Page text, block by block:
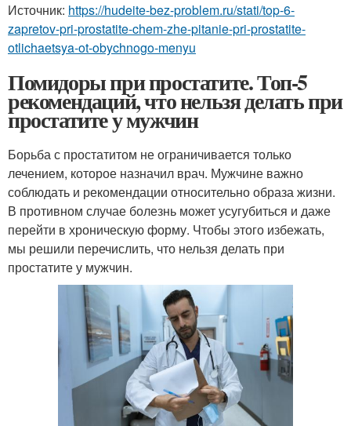
Источник: https://hudeite-bez-problem.ru/stati/top-6-
zapretov-pri-prostatite-chem-zhe-pitanie-pri-prostatite-
otlichaetsya-ot-obychnogo-menyu
Помидоры при простатите. Топ-5
рекомендаций, что нельзя делать при
простатите у мужчин
Борьба с простатитом не ограничивается только
лечением, которое назначил врач. Мужчине важно
соблюдать и рекомендации относительно образа жизни.
В противном случае болезнь может усугубиться и даже
перейти в хроническую форму. Чтобы этого избежать,
мы решили перечислить, что нельзя делать при
простатите у мужчин.